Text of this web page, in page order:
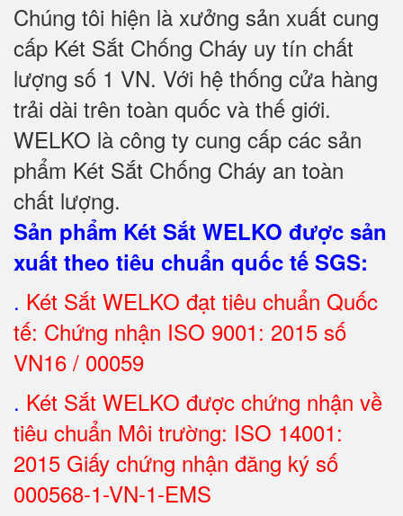
Chúng tôi hiện là xưởng sản xuất cung
cấp Két Sắt Chống Cháy uy tín chất
lượng số 1 VN. Với hệ thống cửa hàng
trải dài trên toàn quốc và thế giới.
WELKO là công ty cung cấp các sản
phẩm Két Sắt Chống Cháy an toàn
chất lượng.
Sản phẩm Két Sắt WELKO được sản
xuất theo tiêu chuẩn quốc tế SGS:
. Két Sắt WELKO đạt tiêu chuẩn Quốc
tế: Chứng nhận ISO 9001: 2015 số
VN16 / 00059
. Két Sắt WELKO được chứng nhận về
tiêu chuẩn Môi trường: ISO 14001:
2015 Giấy chứng nhận đăng ký số
000568-1-VN-1-EMS